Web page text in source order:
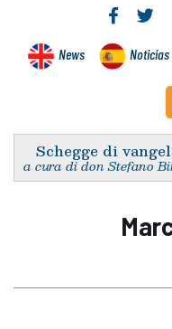
News Noticias
Schegge di
a cura di don Stefano